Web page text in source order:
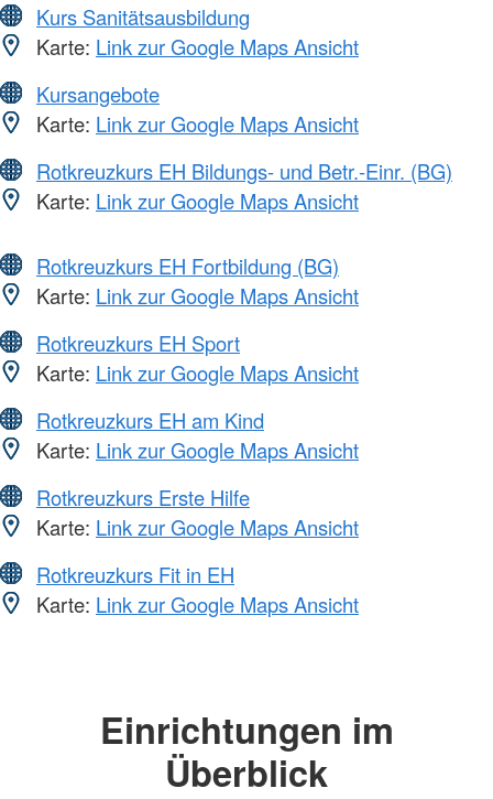
Kurs Sanitätsausbildung
Karte: Link zur Google Maps Ansicht
Kursangebote
Karte: Link zur Google Maps Ansicht
Rotkreuzkurs EH Bildungs- und Betr.-Einr. (BG)
Karte: Link zur Google Maps Ansicht
Rotkreuzkurs EH Fortbildung (BG)
Karte: Link zur Google Maps Ansicht
Rotkreuzkurs EH Sport
Karte: Link zur Google Maps Ansicht
Rotkreuzkurs EH am Kind
Karte: Link zur Google Maps Ansicht
Rotkreuzkurs Erste Hilfe
Karte: Link zur Google Maps Ansicht
Rotkreuzkurs Fit in EH
Karte: Link zur Google Maps Ansicht
Einrichtungen im
Überblick